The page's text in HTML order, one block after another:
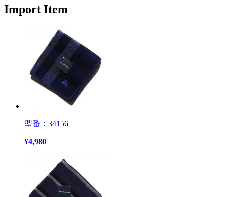
Import Item
型番：34156
¥4,980